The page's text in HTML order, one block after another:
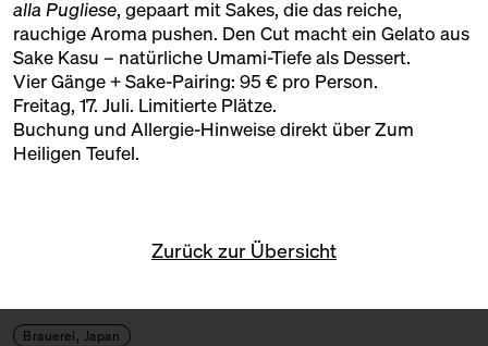
alla Pugliese, gepaart mit Sakes, die das reiche,
rauchige Aroma pushen. Den Cut macht ein Gelato aus
Sake Kasu – natürliche Umami-Tiefe als Dessert.
Vier Gänge + Sake-Pairing: 95 € pro Person.
Freitag, 17. Juli. Limitierte Plätze.
Buchung und Allergie-Hinweise direkt überZum
Heiligen Teufel.
Zurück zur Übersicht
SAKE
ABE SHUZO
Brauerei, Japan